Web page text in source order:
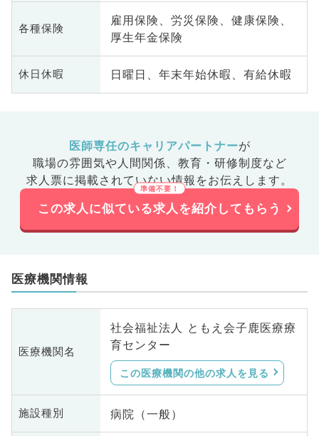
各種保険
雇用保険、労災保険、健康保険、
厚生年金保険
休日休暇 日曜日、年末年始休暇、有給休暇
医師専任のキャリアパートナーが
職場の雰囲気や人間関係、 教育・研修制度など
求人票に掲載されていない情報をお伝えします。
この求人に似ている求人を紹介してもらう
医療機関情報
医療機関名
社会福祉法人 ともえ会子鹿医療療
育センター
この医療機関の他の求人を見る
施設種別 病院（一般）